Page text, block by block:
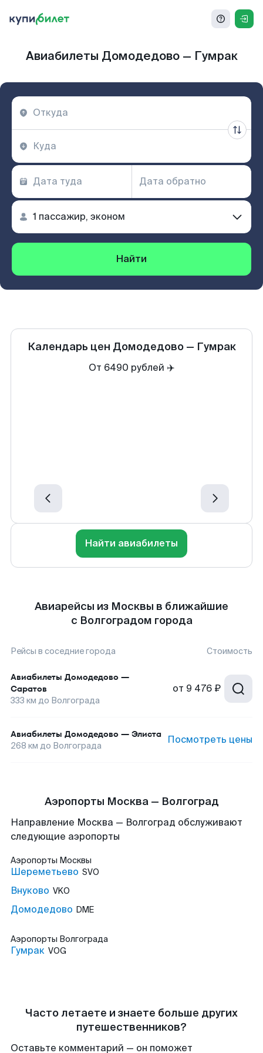
Авиабилеты Домодедово — Гумрак
Найти
Календарь цен Домодедово— Гумрак
От 6490 рублей ✈️
Найти авиабилеты
Авиарейсы из Москвы в ближайшие
с Волгоградом города
Рейсы в соседние города Стоимость
Авиабилеты Домодедово —
Саратов
333 км до Волгограда
от 9 476 ₽
Авиабилеты Домодедово — Элиста
268 км до Волгограда Посмотреть цены
Аэропорты Москва — Волгоград
Направление Москва — Волгоград обслуживают
следующие аэропорты
Аэропорты Москвы
Шереметьево SVO
Внуково VKO
Домодедово DME
Аэропорты Волгограда
Гумрак VOG
Часто летаете и знаете больше других
путешественников?
Оставьте комментарий — он поможет